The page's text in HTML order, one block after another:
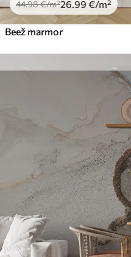
44.98€/m²26.99 €/m²
Beež marmor